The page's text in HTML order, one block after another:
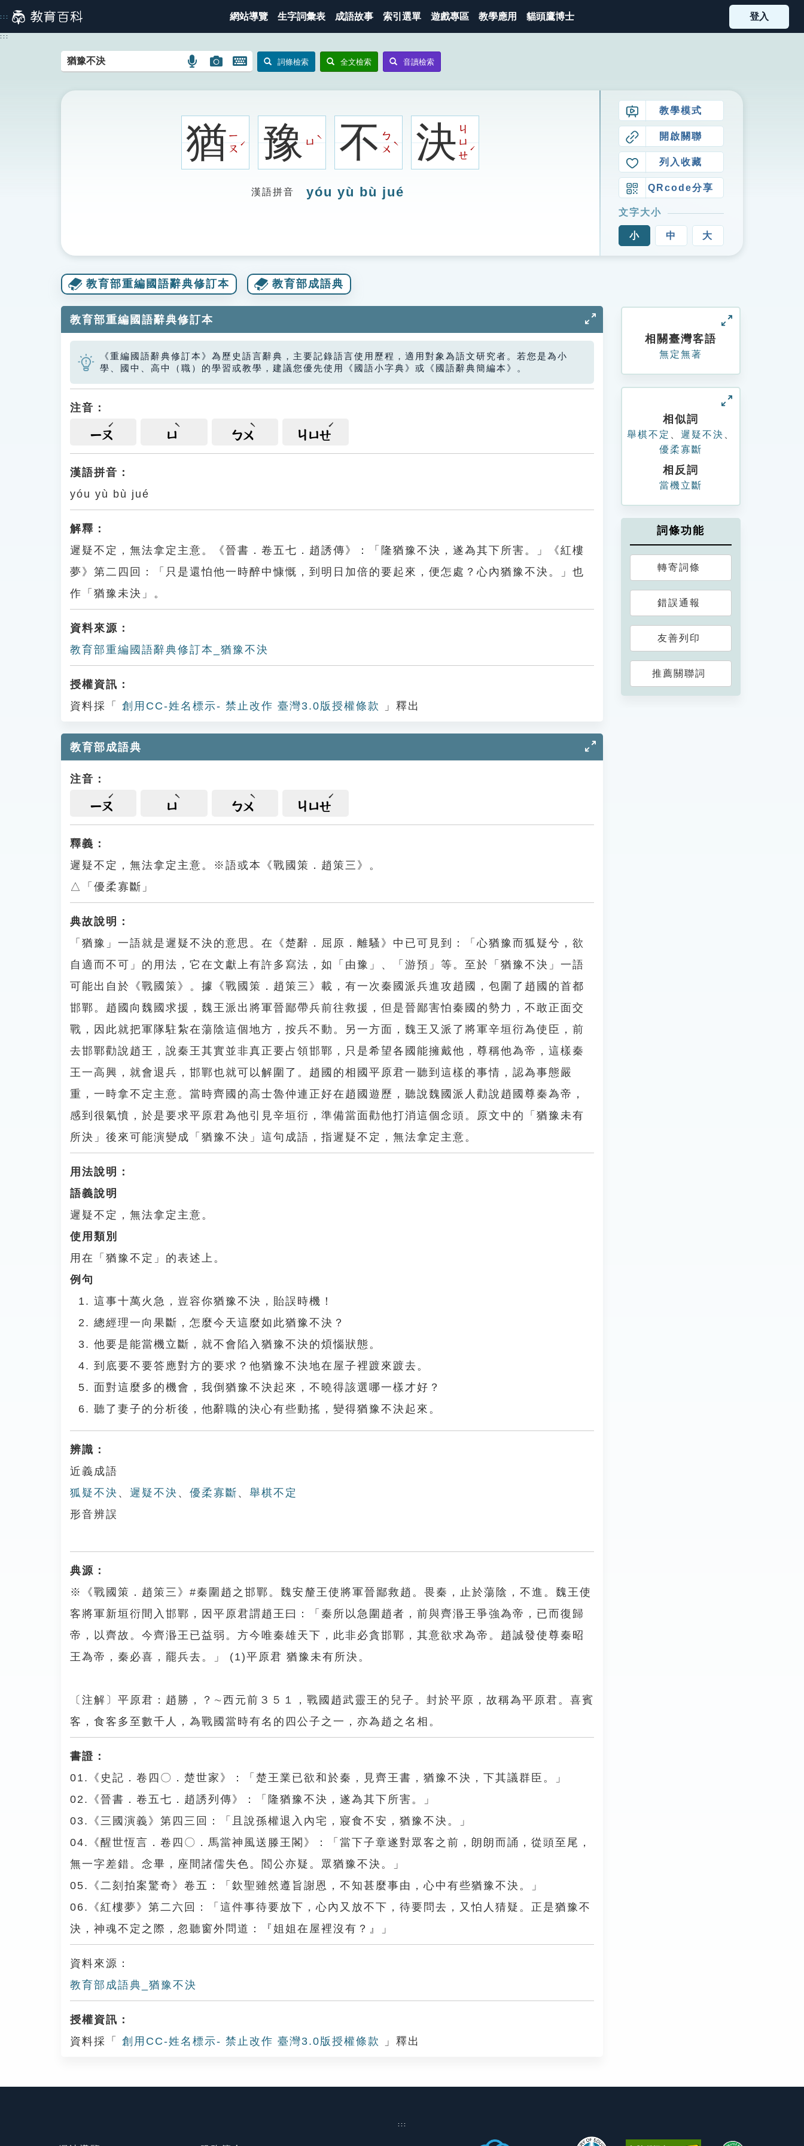
到
主
::: 網站導覽 生字詞彙表 成語故事 索引選單 遊戲專區 教學應用 貓頭鷹博士 登入
:::
語
搜
圖
示
圖
搜
圖
示
開
鍵
圖
詞條檢索 全文檢索 音讀檢索
猶ㄧ
ㄡ
ˊ 豫ㄩ
ˋ 不ㄅ
ㄨ
ˋ 決ㄐ
ㄩ
ㄝ
ˊ
漢語拼音 yóu yù bù jué
教學模式
開啟關聯
列入收藏
QRcode分享
文字大小
小 中 大
教育部重編國語辭典修訂本 教育部成語典
教育部重編國語辭典修訂本
《重編國語辭典修訂本》為歷史語言辭典，主要記錄語言使用歷程，適用對象為語文研究者。若您是為小
學、國中、高中（職）的學習或教學，建議您優先使用《國語小字典》或《國語辭典簡編本》。
注音：
ㄧㄡ ㄩ ㄅㄨ ㄐㄩㄝ
漢語拼音：
yóu yù bù jué
解釋：
遲疑不定，無法拿定主意。《晉書．卷五七．趙誘傳》：「隆猶豫不決，遂為其下所害。」《紅樓
夢》第二四回：「只是還怕他一時醉中慷慨，到明日加倍的要起來，便怎處？心內猶豫不決。」也
作「猶豫未決」。
資料來源：
教育部重編國語辭典修訂本_猶豫不決
授權資訊：
資料採「
創用CC-姓名標示- 禁止改作 臺灣3.0版授權條款 」釋出
教育部成語典
注音：
ㄧㄡ ㄩ ㄅㄨ ㄐㄩㄝ
釋義：
遲疑不定，無法拿定主意。※語或本《戰國策．趙策三》。
△「優柔寡斷」
典故說明：
「猶豫」一語就是遲疑不決的意思。在《楚辭．屈原．離騷》中已可見到：「心猶豫而狐疑兮，欲
自適而不可」的用法，它在文獻上有許多寫法，如「由豫」、「游預」等。至於「猶豫不決」一語
可能出自於《戰國策》。據《戰國策．趙策三》載，有一次秦國派兵進攻趙國，包圍了趙國的首都
邯鄲。趙國向魏國求援，魏王派出將軍晉鄙帶兵前往救援，但是晉鄙害怕秦國的勢力，不敢正面交
戰，因此就把軍隊駐紮在蕩陰這個地方，按兵不動。另一方面，魏王又派了將軍辛垣衍為使臣，前
去邯鄲勸說趙王，說秦王其實並非真正要占領邯鄲，只是希望各國能擁戴他，尊稱他為帝，這樣秦
王一高興，就會退兵，邯鄲也就可以解圍了。趙國的相國平原君一聽到這樣的事情，認為事態嚴
重，一時拿不定主意。當時齊國的高士魯仲連正好在趙國遊歷，聽說魏國派人勸說趙國尊秦為帝，
感到很氣憤，於是要求平原君為他引見辛垣衍，準備當面勸他打消這個念頭。原文中的「猶豫未有
所決」後來可能演變成「猶豫不決」這句成語，指遲疑不定，無法拿定主意。
用法說明：
語義說明
遲疑不定，無法拿定主意。
使用類別
用在「猶豫不定」的表述上。
例句
這事十萬火急，豈容你猶豫不決，貽誤時機！
總經理一向果斷，怎麼今天這麼如此猶豫不決？
他要是能當機立斷，就不會陷入猶豫不決的煩惱狀態。
到底要不要答應對方的要求？他猶豫不決地在屋子裡踱來踱去。
面對這麼多的機會，我倒猶豫不決起來，不曉得該選哪一樣才好？
聽了妻子的分析後，他辭職的決心有些動搖，變得猶豫不決起來。
辨識：
近義成語
狐疑不決 、 遲疑不決 、 優柔寡斷 、 舉棋不定
形音辨誤
典源：
※《戰國策．趙策三》#秦圍趙之邯鄲。魏安釐王使將軍晉鄙救趙。畏秦，止於蕩陰，不進。魏王使
客將軍新垣衍間入邯鄲，因平原君謂趙王曰：「秦所以急圍趙者，前與齊湣王爭強為帝，已而復歸
帝，以齊故。今齊湣王已益弱。方今唯秦雄天下，此非必貪邯鄲，其意欲求為帝。趙誠發使尊秦昭
王為帝，秦必喜，罷兵去。」 (1)平原君 猶豫未有所決。
〔注解〕平原君：趙勝，？∼西元前３５１，戰國趙武靈王的兒子。封於平原，故稱為平原君。喜賓
客，食客多至數千人，為戰國當時有名的四公子之一，亦為趙之名相。
書證：
01.《史記．卷四〇．楚世家》：「楚王業已欲和於秦，見齊王書，猶豫不決，下其議群臣。」
02.《晉書．卷五七．趙誘列傳》：「隆猶豫不決，遂為其下所害。」
03.《三國演義》第四三回：「且說孫權退入內宅，寢食不安，猶豫不決。」
04.《醒世恆言．卷四〇．馬當神風送滕王閣》：「當下子章遂對眾客之前，朗朗而誦，從頭至尾，
無一字差錯。念畢，座間諸儒失色。閻公亦疑。眾猶豫不決。」
05.《二刻拍案驚奇》卷五：「欽聖雖然遵旨謝恩，不知甚麼事由，心中有些猶豫不決。」
06.《紅樓夢》第二六回：「這件事待要放下，心內又放不下，待要問去，又怕人猜疑。正是猶豫不
決，神魂不定之際，忽聽窗外問道：『姐姐在屋裡沒有？』」
資料來源：
教育部成語典_猶豫不決
授權資訊：
資料採「
創用CC-姓名標示- 禁止改作 臺灣3.0版授權條款 」釋出
相關臺灣客語
無定無著
相似詞
舉棋不定 遲疑不決
優柔寡斷
相反詞
當機立斷
詞條功能
轉寄詞條
錯誤通報
友善列印
推薦關聯詞
:::